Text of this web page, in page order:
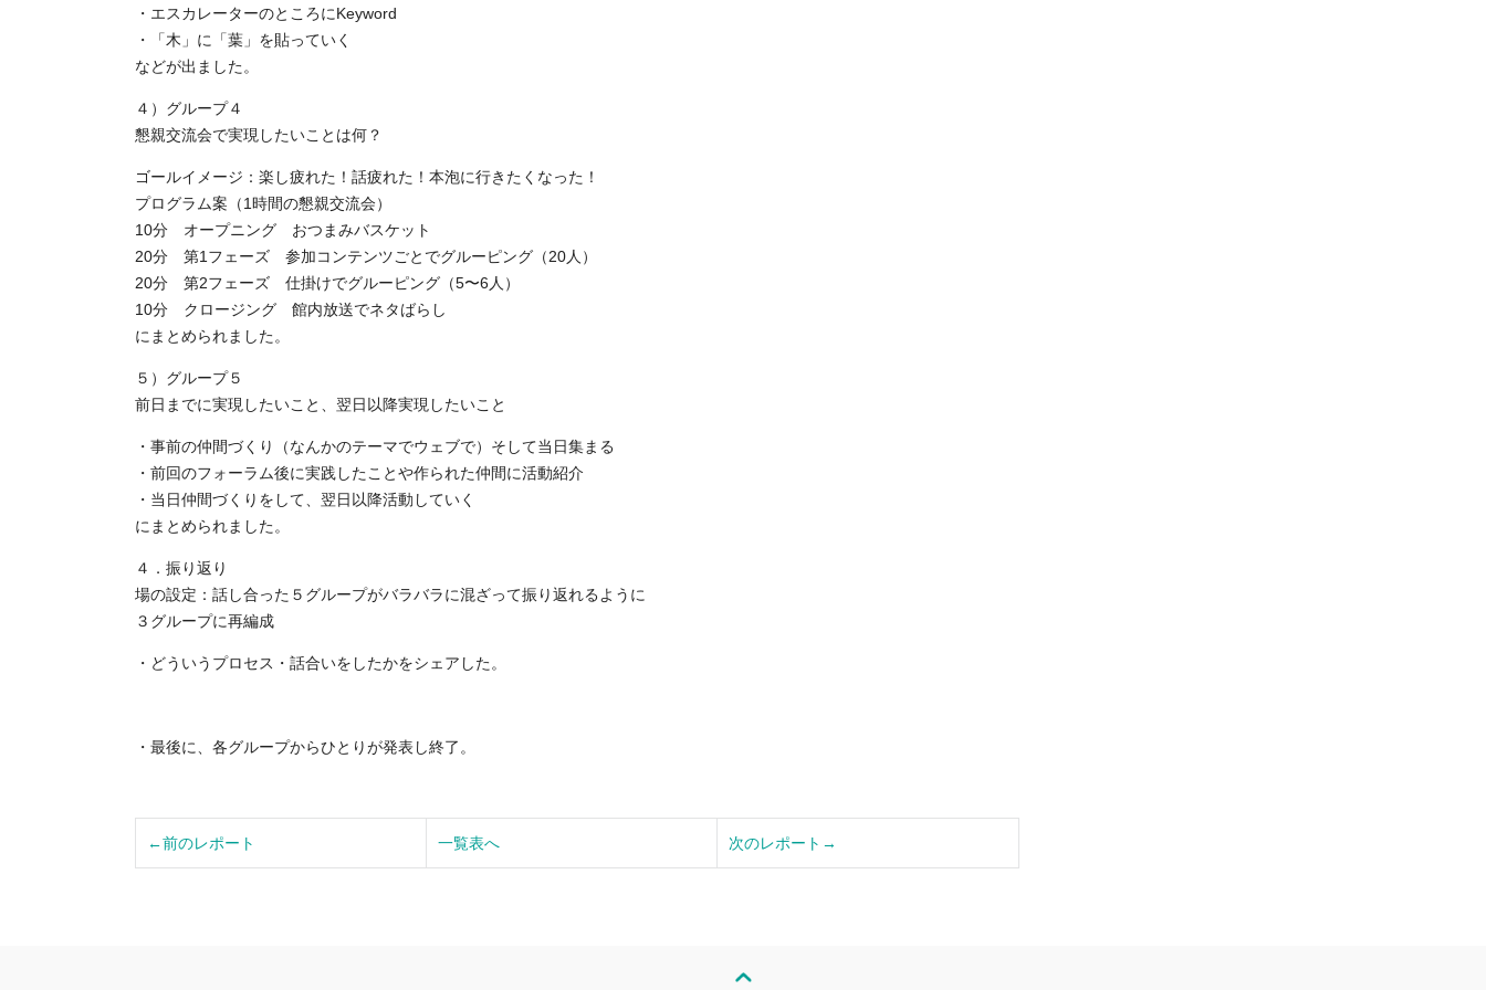
・エスカレーターのところにKeyword
・「木」に「葉」を貼っていく
などが出ました。
４）グループ４
懇親交流会で実現したいことは何？
ゴールイメージ：楽し疲れた！話疲れた！本泡に行きたくなった！
プログラム案（1時間の懇親交流会）
10分 オープニング おつまみバスケット
20分 第1フェーズ 参加コンテンツごとでグルーピング（20人）
20分 第2フェーズ 仕掛けでグルーピング（5〜6人）
10分 クロージング 館内放送でネタばらし
にまとめられました。
５）グループ５
前日までに実現したいこと、翌日以降実現したいこと
・事前の仲間づくり（なんかのテーマでウェブで）そして当日集まる
・前回のフォーラム後に実践したことや作られた仲間に活動紹介
・当日仲間づくりをして、翌日以降活動していく
にまとめられました。
４．振り返り
場の設定：話し合った５グループがバラバラに混ざって振り返れるように
３グループに再編成
・どういうプロセス・話合いをしたかをシェアした。
・最後に、各グループからひとりが発表し終了。
←前のレポート 一覧表へ 次のレポート→